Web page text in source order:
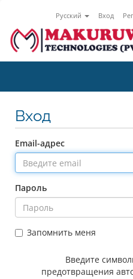
Русский Вход
Вход
Email-адрес
Пароль
Запомнить меня
Введите
предотвращения